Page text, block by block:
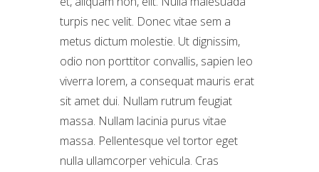
turpis nec velit. Donec vitae sem a
metus dictum molestie. Ut dignissim,
odio non porttitor convallis, sapien leo
viverra lorem, a consequat mauris erat
sit amet dui. Nullam rutrum feugiat
massa. Nullam lacinia purus vitae
massa. Pellentesque vel tortor eget
nulla ullamcorper vehicula. Cras